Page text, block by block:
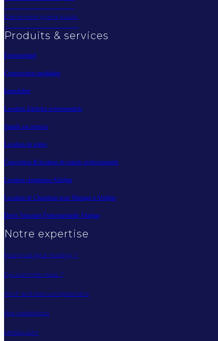
Évènement grand public
Produits & services
Évènementiel
Construction modulaire
Immobilier
Location d'articles évènementiels
Stands sur mesure
Location de tentes
Conception & location de stands professionnels
Location chapiteaux Abidjan
Location de Chapiteau pour Mariage à Abidjan
Devis Structure Événementielle Abidjan
Notre expertise
Pourquoi Ayuf Holding ?
Qui sommes-nous ?
AYUF architecture éphémère
Nos réalisations
Mediaroom